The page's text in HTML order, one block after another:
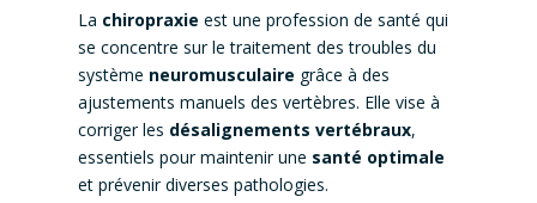
La chiropraxie est une profession de santé qui
se concentre sur le traitement des troubles du
système neuromusculaire grâce à des
ajustements manuels des vertèbres. Elle vise à
corriger les désalignements vertébraux,
essentiels pour maintenir une santé optimale
et prévenir diverses pathologies.